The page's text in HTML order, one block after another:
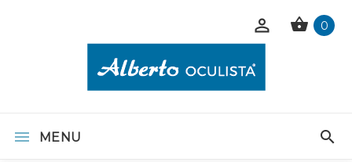
0
MENU